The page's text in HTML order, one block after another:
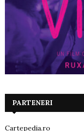
PARTENERI
Cartepedia.ro